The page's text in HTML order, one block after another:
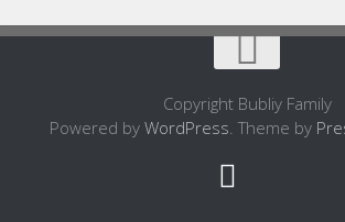
Copyright Bubliy Family
Powered by WordPress . Theme by